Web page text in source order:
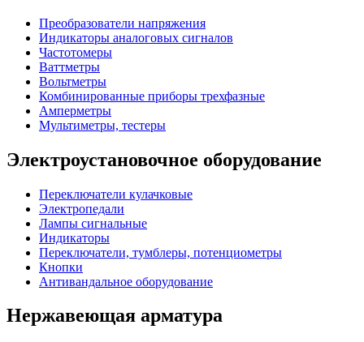
Преобразователи напряжения
Индикаторы аналоговых сигналов
Частотомеры
Ваттметры
Вольтметры
Комбинированные приборы трехфазные
Амперметры
Мультиметры, тестеры
Электроустановочное оборудование
Переключатели кулачковые
Электропедали
Лампы сигнальные
Индикаторы
Переключатели, тумблеры, потенциометры
Кнопки
Антивандальное оборудование
Нержавеющая арматура